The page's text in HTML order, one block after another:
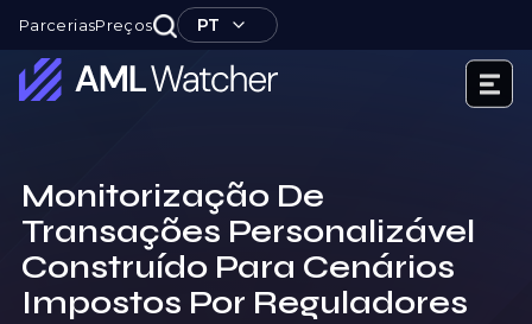
ParceriasPreços PT
content
Monitorização De
Transações Personalizável
Construído Para Cenários
Impostos Por Reguladores